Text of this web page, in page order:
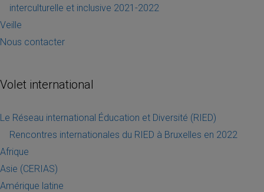
interculturelle et inclusive 2021-2022
Veille
Nous contacter
Volet international
Le Réseau international Éducation et Diversité (RIED)
Rencontres internationales du RIED à Bruxelles en 2022
Afrique
Asie (CERIAS)
Amérique latine